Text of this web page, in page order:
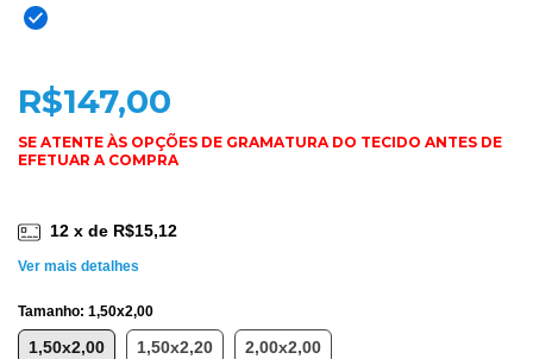
R$147,00
12 x de R$15,12
Ver mais detalhes
Tamanho: 1,50x2,00
1,50x2,00 1,50x2,20 2,00x2,00